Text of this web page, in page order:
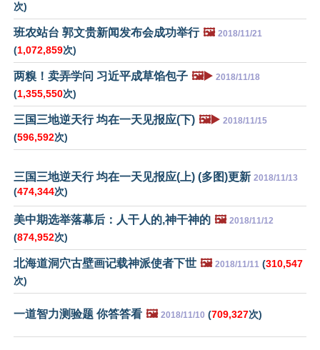
次)
班农站台 郭文贵新闻发布会成功举行 🖼️ 2018/11/21
(1,072,859次)
两糗！卖弄学问 习近平成草馅包子 🖼️▶️ 2018/11/18
(1,355,550次)
三国三地逆天行 均在一天见报应(下) 🖼️▶️ 2018/11/15
(596,592次)
三国三地逆天行 均在一天见报应(上) (多图)更新 2018/11/13
(474,344次)
美中期选举落幕后：人干人的,神干神的 🖼️ 2018/11/12
(874,952次)
北海道洞穴古壁画记载神派使者下世 🖼️ 2018/11/11 (310,547
次)
一道智力测验题 你答答看 🖼️ 2018/11/10 (709,327次)